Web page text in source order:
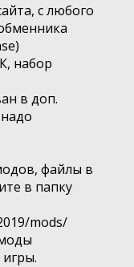
с любого
набор
в доп.
файлы в
в папку
mods/